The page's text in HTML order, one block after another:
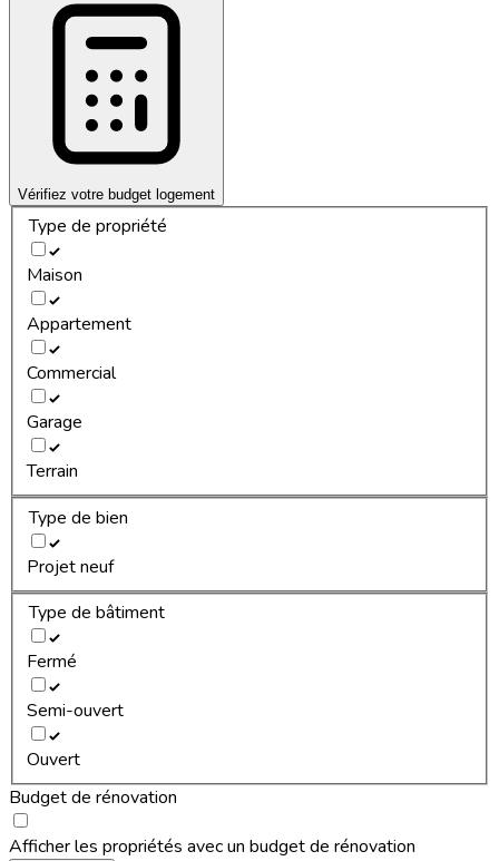
Vérifiez votre budget logement
Type de propriété
Maison
Appartement
Commercial
Garage
Terrain
Type de bien
Projet neuf
Type de bâtiment
Fermé
Semi-ouvert
Ouvert
Budget de rénovation
Afficher les propriétés avec un budget de rénovation